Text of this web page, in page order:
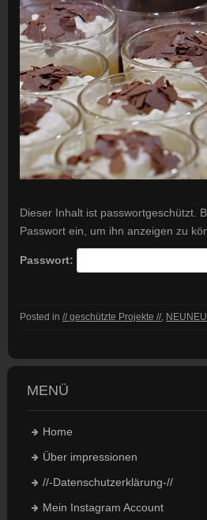
Dieser Inhalt ist passwortgeschützt.
Passwort ein, um ihn anzeigen zu
Passwort:
Posted in // geschützte Projekte //, NEUNEU
MENÜ
Home
Über impressionen
//-Datenschutzerklärung-//
Mein Instagram Account